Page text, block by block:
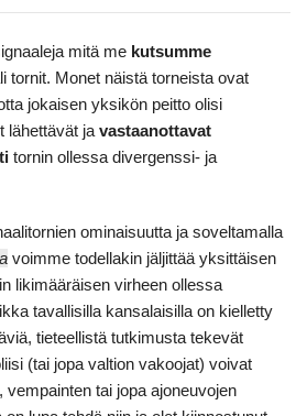
mitä me kutsumme
tornit. Monet näistä torneista ovat
jokaisen yksikön peitto olisi
lähettävät ja vastaanottavat
tornin ollessa divergenssi- ja
ominaisuutta ja soveltamalla
voimme todellakin jäljittää yksittäisen
likimääräisen virheen ollessa
tavallisilla kansalaisilla on kielletty
tieteellistä tutkimusta tekevät
(tai jopa valtion vakoojat) voivat
vempainten tai jopa ajoneuvojen